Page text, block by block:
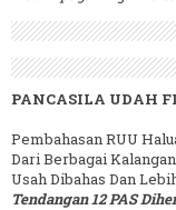
PANCASILA UDAH
Pembahasan RUU
Dari Berbagai
Usah Dibahas Dan
Tendangan 12 PAS